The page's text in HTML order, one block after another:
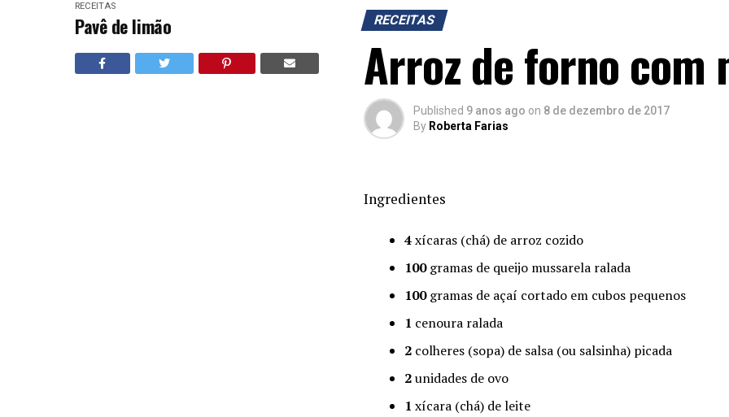
RECEITAS
Pavê de limão RECEITAS
Arroz de forno com
Published 9 anos ago on 8 de dezembro de 2017
By Roberta Farias
Ingredientes
4xícaras (chá) de arroz cozido
100gramas de queijo mussarela ralada
100gramas de açaí cortado em cubos pequenos
1 cenoura ralada
2 colheres (sopa) de salsa (ou salsinha) picada
2unidades de ovo
1 xícara (chá) de leite